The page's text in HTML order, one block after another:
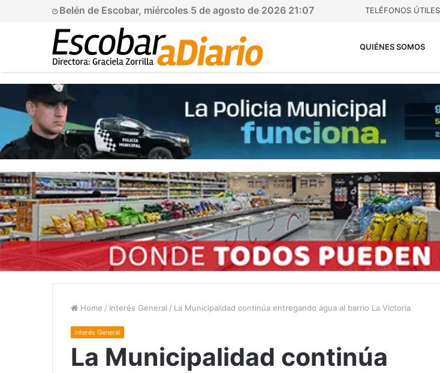
Belén de Escobar, miércoles 5 de agosto de 2026 21:07 TELÉFONOS ÚTILES
QUIÉNES SOMOS
Home / Interés General / La Municipalidad continúa entregando agua al barrio La Victoria
Interés General
La Municipalidad continúa